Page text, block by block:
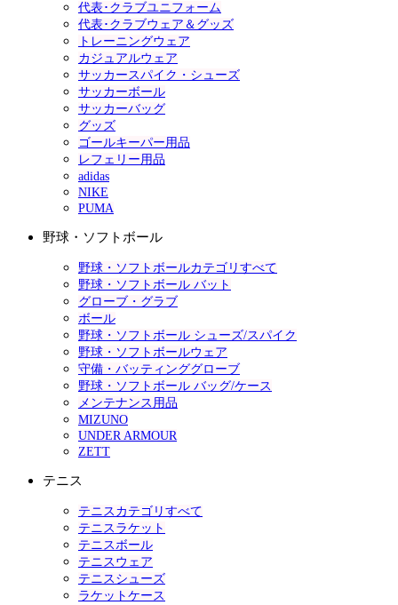
代表･クラブユニフォーム
代表･クラブウェア＆グッズ
トレーニングウェア
カジュアルウェア
サッカースパイク・シューズ
サッカーボール
サッカーバッグ
グッズ
ゴールキーパー用品
レフェリー用品
adidas
NIKE
PUMA
野球・ソフトボール
野球・ソフトボールカテゴリすべて
野球・ソフトボール バット
グローブ・グラブ
ボール
野球・ソフトボール シューズ/スパイク
野球・ソフトボールウェア
守備・バッティンググローブ
野球・ソフトボール バッグ/ケース
メンテナンス用品
MIZUNO
UNDER ARMOUR
ZETT
テニス
テニスカテゴリすべて
テニスラケット
テニスボール
テニスウェア
テニスシューズ
ラケットケース